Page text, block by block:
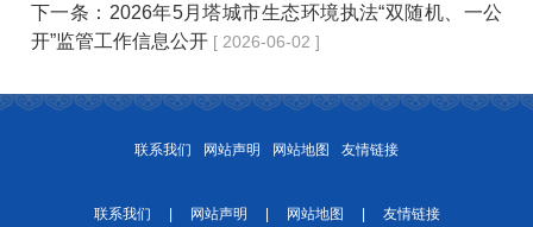
下一条： 2026年5月塔城市生态环境执法“双随机、一公
开”监管工作信息公开 [ 2026-06-02 ]
联系我们 网站声明 网站地图 友情链接
联系我们 | 网站声明 | 网站地图 | 友情链接